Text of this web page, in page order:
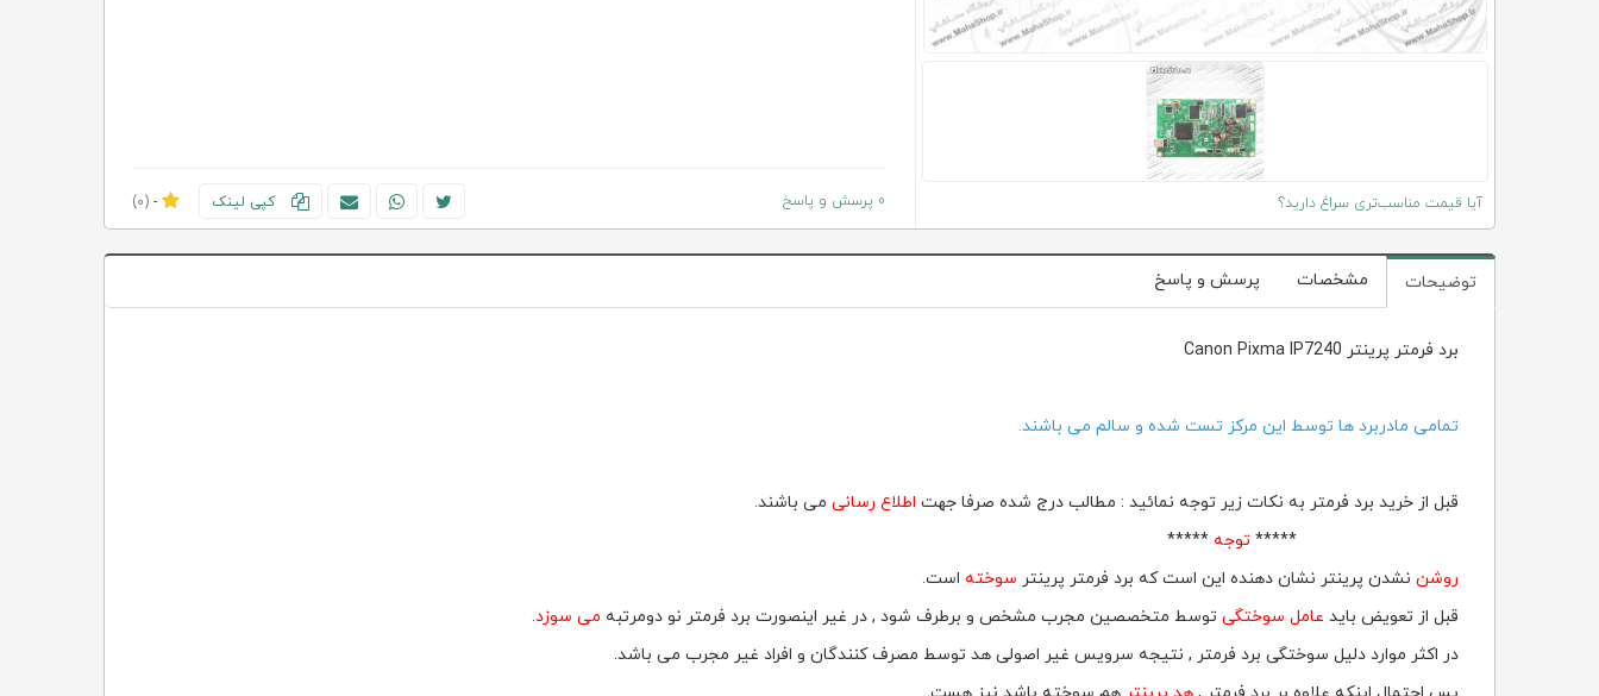
آیا قیمت مناسب‌تری سراغ دارید؟ 0 پرسش و پاسخ کپی لینک -
(0)
توضیحات مشخصات پرسش و پاسخ
برد فرمتر پرینتر Canon Pixma IP7240
تمامی مادربرد ها توسط این مرکز تست شده و سالم می باشند.
قبل از خرید برد فرمتر به نکات زیر توجه نمائید : مطالب درج شده صرفا جهت اطلاع رسانی می باشند.
***** توجه *****
روشن نشدن پرینتر نشان دهنده این است که برد فرمتر پرینتر سوخته است.
قبل از تعویض باید عامل سوختگی توسط متخصصین مجرب مشخص و برطرف شود , در غیر اینصورت برد فرمتر نو دومرتبه می سوزد.
در اکثر موارد دلیل سوختگی برد فرمتر , نتیجه سرویس غیر اصولی هد توسط مصرف کنندگان و افراد غیر مجرب می باشد.